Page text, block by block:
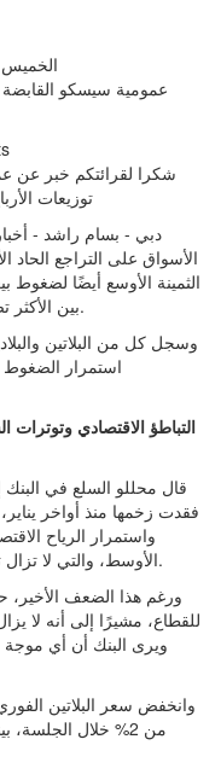
الخميس 11 يونيو 2026 09:38 مساءً
شكرا لقرائتكم خبر عن
توزيعات الأرباح عن
دبي - بسام راشد -
الأسواق على التراجع
الثمينة الأوسع أيضًا لضغوط
بين الأكثر تضررًا، وفقًا لتقرير صادر عن بنك أوف أمريكا.
وسجل كل من البلاتين
استمرار الضغوط
التباطؤ الاقتصادي
قال محللو السلع في
فقدت زخمها منذ أواخر
واستمرار الرياح
الأوسط، والتي لا تزال تؤثر سلبًا على الطلب الصناعي على المعادن.
ورغم هذا الضعف الأخير،
للقطاع، مشيرًا إلى أنه لا
ويرى البنك أن أي